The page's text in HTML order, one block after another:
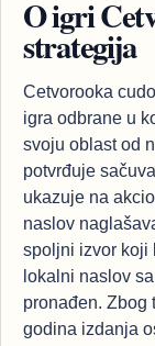
O igri
strategija
Cetvorooka
igra odbrane u
svoju oblast od
potvrđuje
ukazuje na
naslov
spoljni izvor koji
lokalni naslov
pronađen. Zbog
godina izdanja